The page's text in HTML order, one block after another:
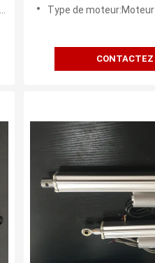
Type de moteur:Moteur
CONTACTEZ